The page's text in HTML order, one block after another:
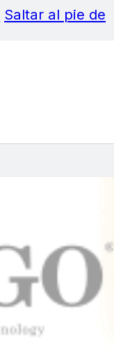
Saltar al pie de